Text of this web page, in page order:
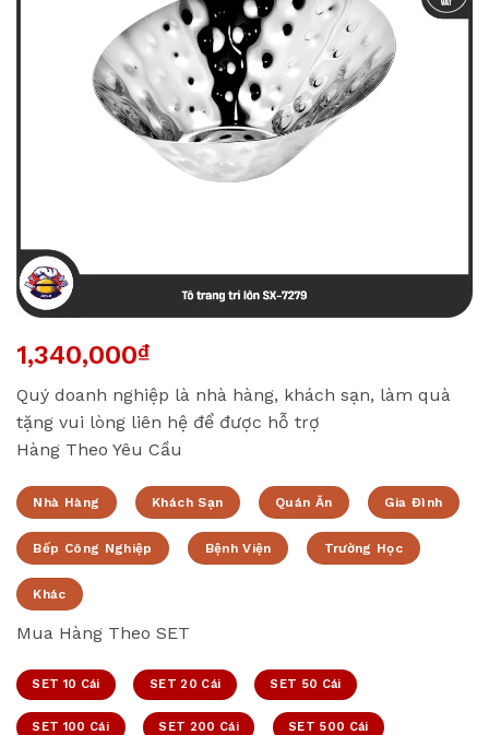
1,340,000₫
Quý doanh nghiệp là nhà hàng, khách sạn, làm quà
tặng vui lòng liên hệ để được hỗ trợ
Hàng Theo Yêu Cầu
Nhà Hàng Khách Sạn Quán Ăn Gia Đình
Bếp Công Nghiệp Bệnh Viện Trường Học
Khác
Mua Hàng Theo SET
SET 10 Cái SET 20 Cái SET 50 Cái
SET 100 Cái SET 200 Cái SET 500 Cái